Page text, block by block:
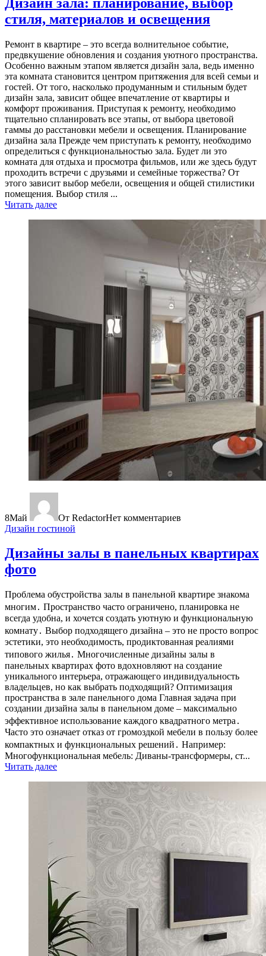
стиля, материалов и освещения
Ремонт в квартире – это всегда волнительное событие,
предвкушение обновления и создания уютного пространства.
Особенно важным этапом является дизайн зала, ведь именно
эта комната становится центром притяжения для всей семьи и
гостей. От того, насколько продуманным и стильным будет
дизайн зала, зависит общее впечатление от квартиры и
комфорт проживания. Приступая к ремонту, необходимо
тщательно спланировать все этапы, от выбора цветовой
гаммы до расстановки мебели и освещения. Планирование
дизайна зала Прежде чем приступать к ремонту, необходимо
определиться с функциональностью зала. Будет ли это
комната для отдыха и просмотра фильмов, или же здесь будут
проходить встречи с друзьями и семейные торжества? От
этого зависит выбор мебели, освещения и общей стилистики
помещения. Выбор стиля ...
Читать далее
8Май От RedactorНет комментариев
Дизайн гостиной
Дизайны залы в панельных квартирах
фото
Проблема обустройства залы в панельной квартире знакома
многим․ Пространство часто ограничено, планировка не
всегда удобна, и хочется создать уютную и функциональную
комнату․ Выбор подходящего дизайна – это не просто вопрос
эстетики, это необходимость, продиктованная реалиями
типового жилья․ Многочисленные дизайны залы в
панельных квартирах фото вдохновляют на создание
уникального интерьера, отражающего индивидуальность
владельцев, но как выбрать подходящий? Оптимизация
пространства в зале панельного дома Главная задача при
создании дизайна залы в панельном доме – максимально
эффективное использование каждого квадратного метра․
Часто это означает отказ от громоздкой мебели в пользу более
компактных и функциональных решений․ Например:
Многофункциональная мебель: Диваны-трансформеры, ст...
Читать далее